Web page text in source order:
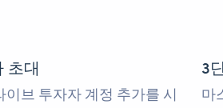
초대
이브 투자자 계정 추가를 시
3
마